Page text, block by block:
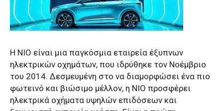
Η NIO είναι μια παγκόσμια εταιρεία έξυπνων
ηλεκτρικών οχημάτων, που ιδρύθηκε τον Νοέμβριο
του 2014. Δεσμευμένη στο να διαμορφώσει ένα πιο
φωτεινό και βιώσιμο μέλλον, η NIO προσφέρει
ηλεκτρικά οχήματα υψηλών επιδόσεων και